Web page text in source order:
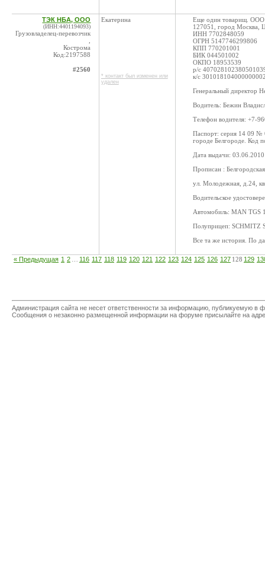
ТЭК НБА, ООО
(ИНН:4401194093)
Грузовладелец-перевозчик
Кострома
Код:2197588
#2560
Екатерина
* контакт был изменен или
удален
Еще один товарищ.
127051, город Москва,
ИНН 7702848059
ОГРН 5147746299806
КПП 770201001
БИК 044501002
ОКПО 18953539
р/с
к/с
Генеральный директор
Водитель: Бежин
Телефон водителя: +7-
Паспорт: серия 14 09 №
городе Белгороде. Код
Дата выдачи: 03.06.2010
Прописан :
ул. Молодежная, д.24,
Водительское
Автомобиль: MAN TGS
Полуприцеп: SCHMITZ
Все та же история. По
« Предыдущая 1 2 116 117 118 119 120 121 122 123 124 125 126 127 128 129
Администрация сайта не несет ответственности за информацию, публикуемую
Сообщения о незаконно размещенной информации на форуме присылайте на